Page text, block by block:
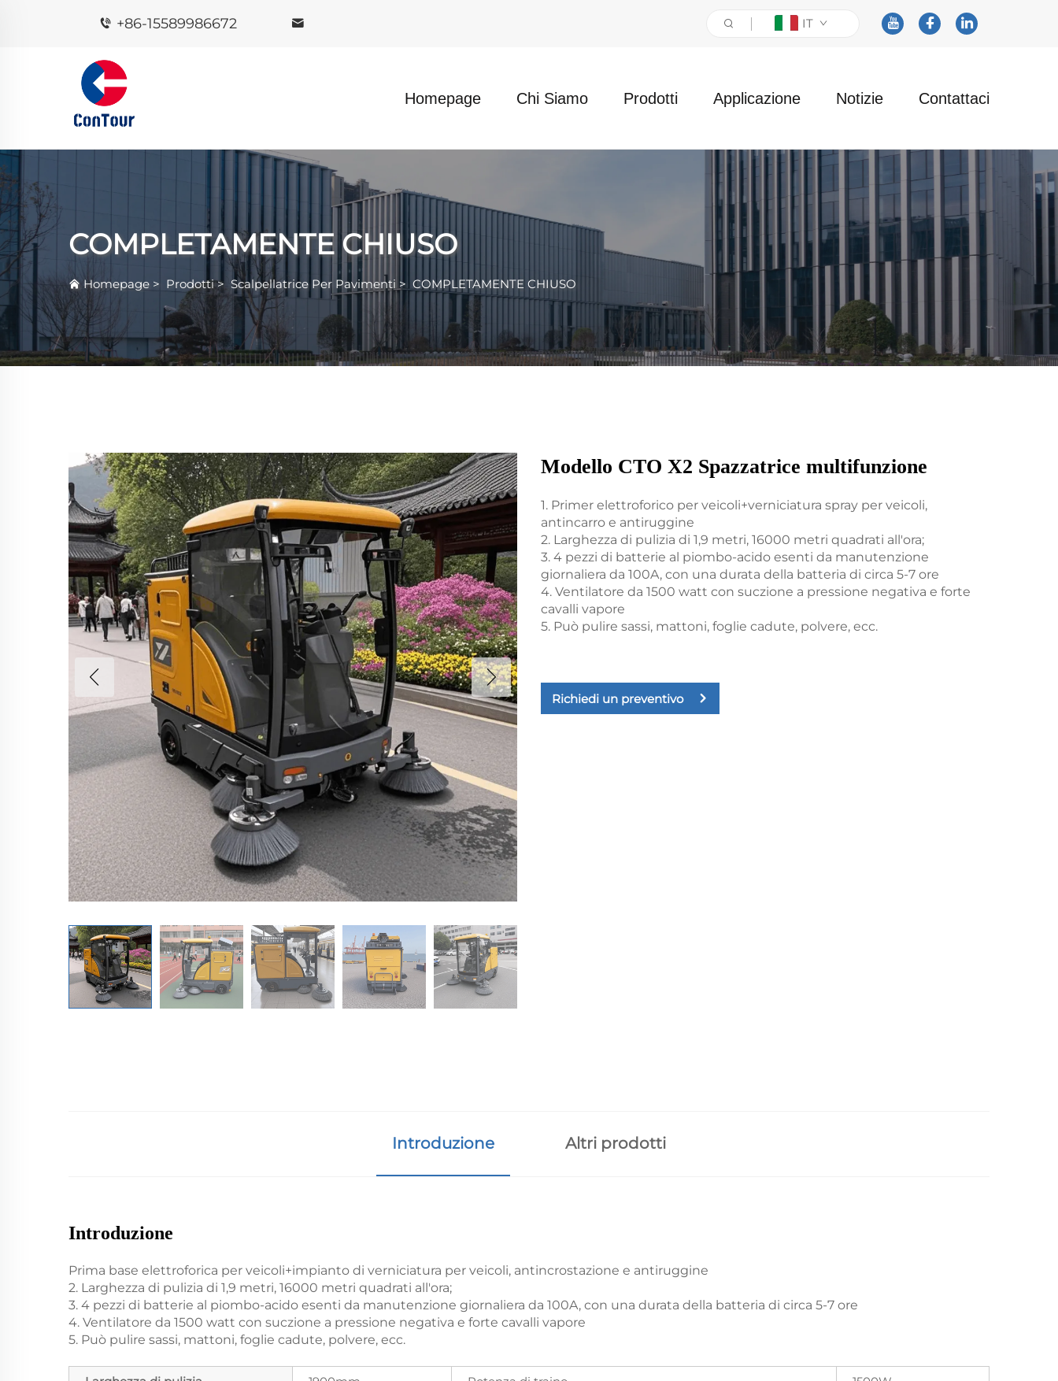
+86-15589986672 IT
Homepage Chi Siamo Prodotti Applicazione Notizie Contattaci
COMPLETAMENTE CHIUSO
Homepage > Prodotti> Scalpellatrice Per Pavimenti > COMPLETAMENTE CHIUSO
Modello CTO X2 Spazzatrice multifunzione
1. Primer elettroforico per veicoli+verniciatura spray per veicoli,
antincarro e antiruggine
2. Larghezza di pulizia di 1,9 metri, 16000 metri quadrati all'ora;
3. 4 pezzi di batterie al piombo-acido esenti da manutenzione
giornaliera da 100A, con una durata della batteria di circa 5-7 ore
4. Ventilatore da 1500 watt con suczione a pressione negativa e forte
cavalli vapore
5. Può pulire sassi, mattoni, foglie cadute, polvere, ecc.
Richiedi un preventivo
Introduzione Altri prodotti
Introduzione
Prima base elettroforica per veicoli+impianto di verniciatura per veicoli, antincrostazione e antiruggine
2. Larghezza di pulizia di 1,9 metri, 16000 metri quadrati all'ora;
3. 4 pezzi di batterie al piombo-acido esenti da manutenzione giornaliera da 100A, con una durata della batteria di circa 5-7 ore
4. Ventilatore da 1500 watt con suczione a pressione negativa e forte cavalli vapore
5. Può pulire sassi, mattoni, foglie cadute, polvere, ecc.